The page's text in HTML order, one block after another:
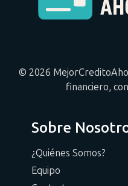
© 2026
financiero,
Sobre
¿Quiénes Somos?
Equipo